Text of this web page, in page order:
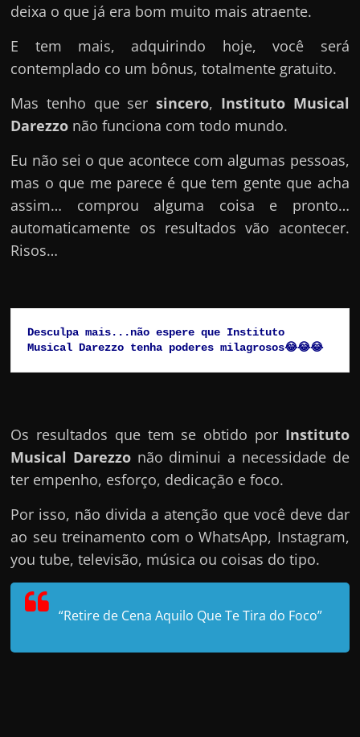
deixa o que já era bom muito mais atraente.
E tem mais, adquirindo hoje, você será
contemplado co um bônus, totalmente gratuito.
Mas tenho que sersincero, Instituto Musical
Darezzo não funciona com todo mundo.
Eu não sei o que acontece com algumas pessoas,
mas o que me parece é que tem gente que acha
assim… comprou alguma coisa e pronto…
automaticamente os resultados vão acontecer.
Risos…
Desculpa mais...não espere que Instituto
Musical Darezzo tenha poderes milagrosos😂😂😂
Os resultados que tem se obtido por Instituto
Musical Darezzo não diminui a necessidade de
ter empenho, esforço, dedicação e foco.
Por isso, não divida a atenção que você deve dar
ao seu treinamento com o WhatsApp, Instagram,
you tube, televisão, música ou coisas do tipo.
“Retire de Cena Aquilo Que Te Tira do Foco”